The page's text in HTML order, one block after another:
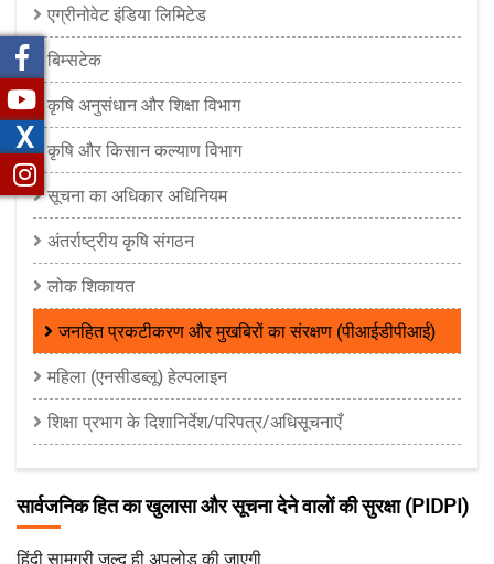
एग्रीनोवेट इंडिया लिमिटेड
बिम्सटेक
कृषि अनुसंधान और शिक्षा विभाग
कृषि और किसान कल्याण विभाग
सूचना का अधिकार अधिनियम
अंतर्राष्ट्रीय कृषि संगठन
लोक शिकायत
जनहित प्रकटीकरण और मुखबिरों का संरक्षण (पीआईडीपीआई)
महिला (एनसीडब्लू) हेल्पलाइन
शिक्षा प्रभाग के दिशानिर्देश/परिपत्र/अधिसूचनाएँ
सार्वजनिक हित का खुलासा और सूचना देने वालों की सुरक्षा (PIDPI)
हिंदी सामग्री जल्द ही अपलोड की जाएगी
X